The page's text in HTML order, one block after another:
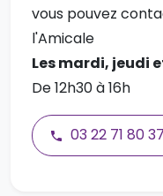
vous pouvez
l'Amicale
Les mardi, jeudi
De 12h30 à 16h
03 22 71 80 37